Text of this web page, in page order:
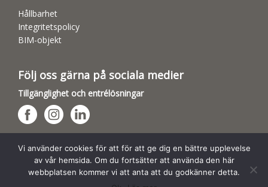
Hållbarhet
Integritetspolicy
BIM-objekt
Följ oss gärna på sociala medier
Tillgänglighet och entrélösningar
Hundsporthallar
Vi använder cookies för att för att ge dig en bättre upplevelse
av vår hemsida. Om du fortsätter att använda den här
webbplatsen kommer vi att anta att du godkänner detta.